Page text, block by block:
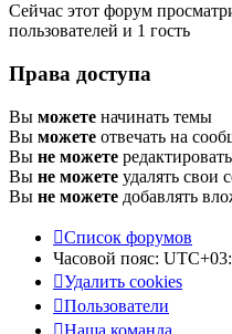
Сейчас этот форум
пользователей и 1 гость
Права доступа
Вы можете начинать темы
Вы можете отвечать на
Вы не можете
Вы не можете удалять свои
Вы не можете добавлять
Список форумов
Часовой пояс:
Удалить cookies
Пользователи
Наша команда